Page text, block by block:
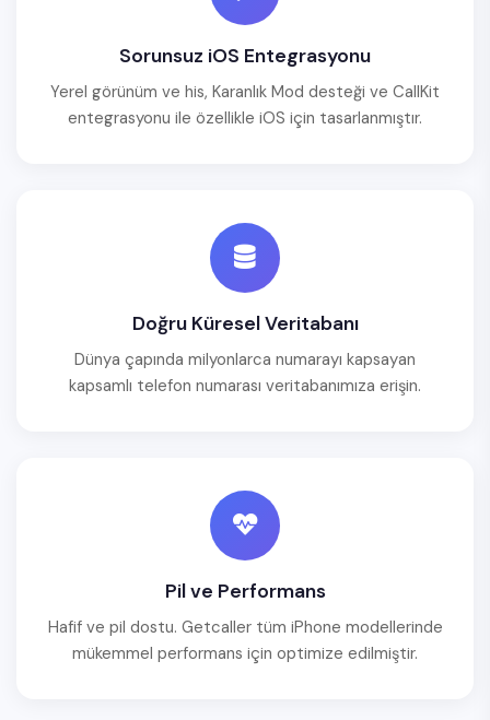
Sorunsuz iOS Entegrasyonu
Yerel görünüm ve his, Karanlık Mod desteği ve CallKit
entegrasyonu ile özellikle iOS için tasarlanmıştır.
Doğru Küresel Veritabanı
Dünya çapında milyonlarca numarayı kapsayan
kapsamlı telefon numarası veritabanımıza erişin.
Pil ve Performans
Hafif ve pil dostu. Getcaller tüm iPhone modellerinde
mükemmel performans için optimize edilmiştir.